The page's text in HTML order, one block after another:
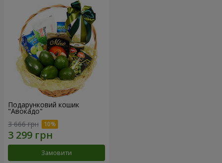
Подарунковий кошик
"Авокадо"
3 666 грн
Замовити